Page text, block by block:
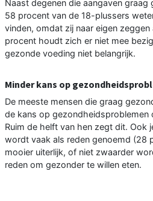
Naast degenen die aangaven graag
58 procent van de 18-plussers
vinden, omdat zij naar eigen
procent houdt zich er niet mee
gezonde voeding niet belangrijk.
Minder kans op
De meeste mensen die graag
de kans op gezondheidsproblemen
Ruim de helft van hen zegt dit. Ook
wordt vaak als reden genoemd (28
mooier uiterlijk, of niet zwaarder
reden om gezonder te willen eten.